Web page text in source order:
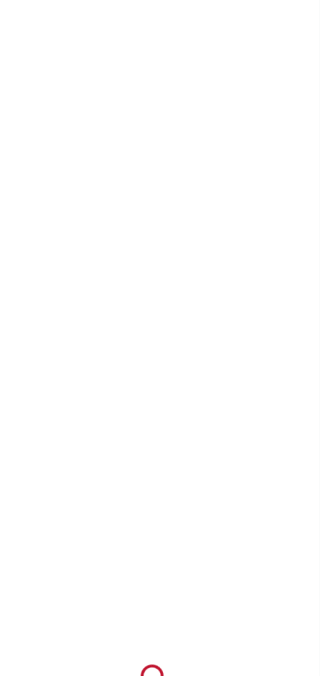
elettrici
di sicurezza generali
la fornitura di acqua